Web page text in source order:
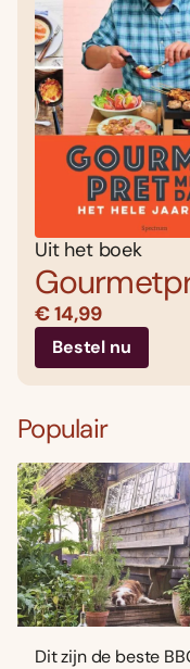
Uit het boek
€ 14,99
Bestel nu
Populair
Dit zijn de beste